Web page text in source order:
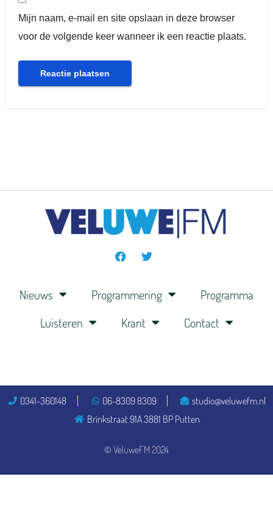
Mijn naam, e-mail en site opslaan in deze browser
voor de volgende keer wanneer ik een reactie plaats.
Nieuws Programmering
Programma
Luisteren
Krant Contact
© VeluweFM 2024
0341-360148 06-8309 8309
studio@veluwefm.nl
Brinkstraat 91A 3881 BP Putten